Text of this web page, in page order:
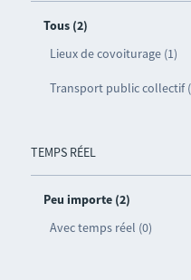
Tous (2)
Lieux de covoiturage (1)
Transport public collectif
TEMPS RÉEL
Peu importe (2)
Avec temps réel (0)